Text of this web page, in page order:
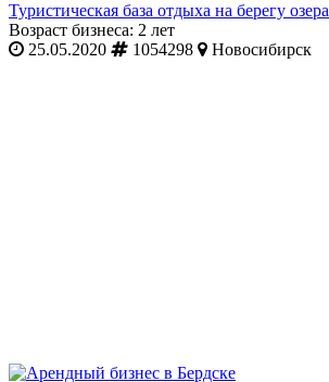
Туристическая база отдыха на берегу озера
Возраст бизнеса: 2 лет
25.05.2020
1054298 Новосибирск